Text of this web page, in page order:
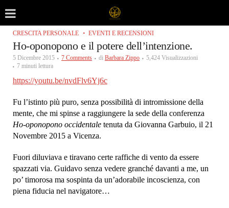
CRESCITA PERSONALE EVENTI E RECENSIONI
Ho-oponopono e il potere dell’intenzione.
5 Dicembre 2015 7 Comments di Barbara Zippo
5,424 Visualizzazioni
7 minuti lettura
https://youtu.be/nvdFlv6Yj6c
Fu l’istinto più puro, senza possibilità di intromissione della
mente, che mi spinse a raggiungere la sede della conferenza
Ho-oponopono occidentale tenuta da Giovanna Garbuio, il 21
Novembre 2015 a Vicenza.
Fuori diluviava e tiravano certe raffiche di vento da essere
spazzati via. Guidavo senza vedere granché davanti a me, un
po’ timorosa ma sospinta da un’adorabile incoscienza, con
piena fiducia nel navigatore…